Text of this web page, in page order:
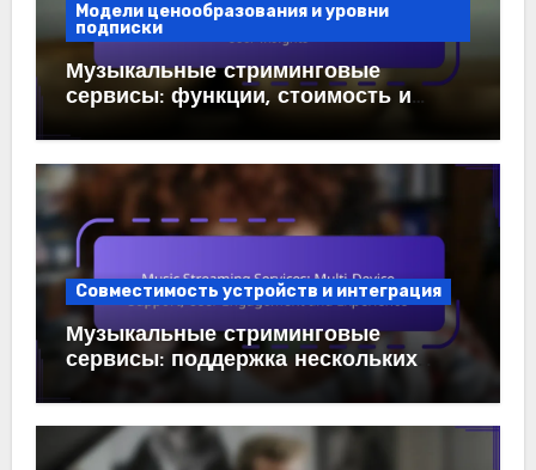
Модели ценообразования и уровни
подписки
Музыкальные стриминговые
сервисы: функции, стоимость и
Совместимость устройств и интеграция
Музыкальные стриминговые
сервисы: поддержка нескольких
пользователей